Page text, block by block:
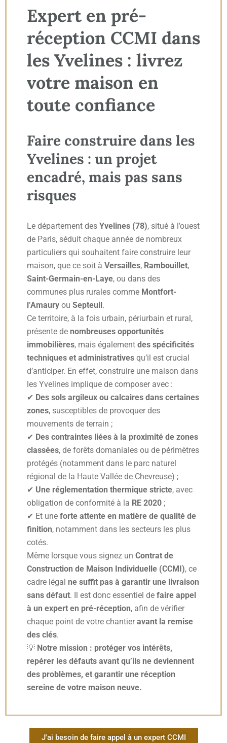
Expert en pré-
réception CCMI dans
les Yvelines : livrez
votre maison en
toute confiance
Faire construire dans les
Yvelines : un projet
encadré, mais pas sans
risques
Le département des Yvelines (78), situé à l’ouest
de Paris, séduit chaque année de nombreux
particuliers qui souhaitent faire construire leur
maison, que ce soit à Versailles, Rambouillet,
Saint-Germain-en-Laye, ou dans des
communes plus rurales comme Montfort-
l’Amaury ou Septeuil.
Ce territoire, à la fois urbain, périurbain et rural,
présente de nombreuses opportunités
immobilières, mais également des spécificités
techniques et administratives qu’il est crucial
d’anticiper. En effet, construire une maison dans
les Yvelines implique de composer avec :
✔ Des sols argileux ou calcaires dans certaines
zones, susceptibles de provoquer des
mouvements de terrain ;
✔ Des contraintes liées à la proximité de zones
classées, de forêts domaniales ou de périmètres
protégés (notamment dans le parc naturel
régional de la Haute Vallée de Chevreuse) ;
✔ Une réglementation thermique stricte, avec
obligation de conformité à la RE 2020 ;
✔ Et une forte attente en matière de qualité de
finition, notamment dans les secteurs les plus
cotés.
Même lorsque vous signez un Contrat de
Construction de Maison Individuelle (CCMI), ce
cadre légal ne suffit pas à garantir une livraison
sans défaut. Il est donc essentiel de faire appel
à un expert en pré-réception, afin de vérifier
chaque point de votre chantieravant la remise
des clés.
💡 Notre mission : protéger vos intérêts,
repérer les défauts avant qu’ils ne deviennent
des problèmes, et garantir une réception
sereine de votre maison neuve.
J'ai besoin de faire appel à un expert CCMI